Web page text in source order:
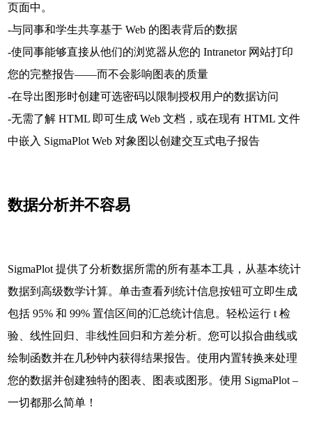
页面中。
-与同事和学生共享基于 Web 的图表背后的数据
-使同事能够直接从他们的浏览器从您的 Intranetor 网站打印
您的完整报告——而不会影响图表的质量
-在导出图形时创建可选密码以限制授权用户的数据访问
-无需了解 HTML 即可生成 Web 文档，或在现有 HTML 文件
中嵌入 SigmaPlot Web 对象图以创建交互式电子报告
数据分析并不容易
SigmaPlot 提供了分析数据所需的所有基本工具，从基本统计
数据到高级数学计算。单击查看列统计信息按钮可立即生成
包括 95% 和 99% 置信区间的汇总统计信息。轻松运行 t 检
验、线性回归、非线性回归和方差分析。您可以拟合曲线或
绘制函数并在几秒钟内获得结果报告。使用内置转换来处理
您的数据并创建独特的图表、图表或图形。使用 SigmaPlot –
一切都那么简单！